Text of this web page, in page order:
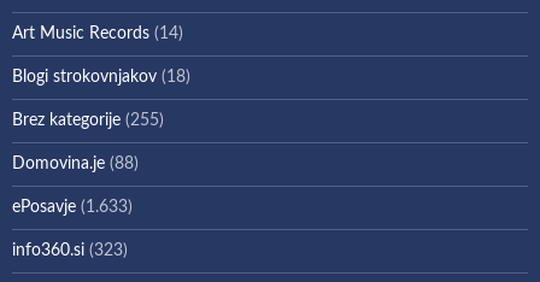
Art Music Records (14)
Blogi strokovnjakov (18)
Brez kategorije (255)
Domovina.je (88)
ePosavje (1.633)
info360.si (323)